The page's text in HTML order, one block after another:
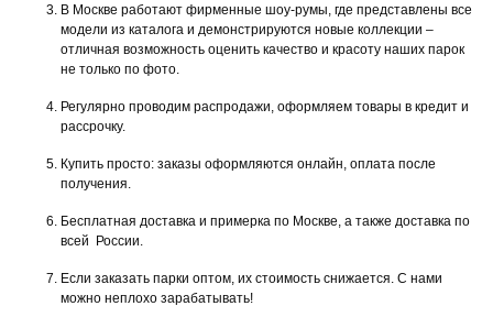
В Москве работают фирменные шоу-румы, где представлены все
модели из каталога и демонстрируются новые коллекции –
отличная возможность оценить качество и красоту наших парок
не только по фото.
Регулярно проводим распродажи, оформляем товары в кредит и
рассрочку.
Купить просто: заказы оформляются онлайн, оплата после
получения.
Бесплатная доставка и примерка по Москве, а также доставка по
всей России.
Если заказать парки оптом, их стоимость снижается. С нами
можно неплохо зарабатывать!